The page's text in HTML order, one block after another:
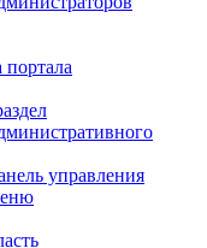
управления